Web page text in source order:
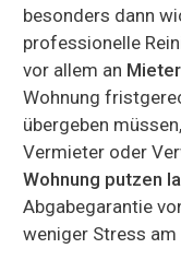
besonders dann
professionelle
vor allem an
Wohnung
übergeben
Vermieter oder
Wohnung putzen
Abgabegarantie
weniger Stress am